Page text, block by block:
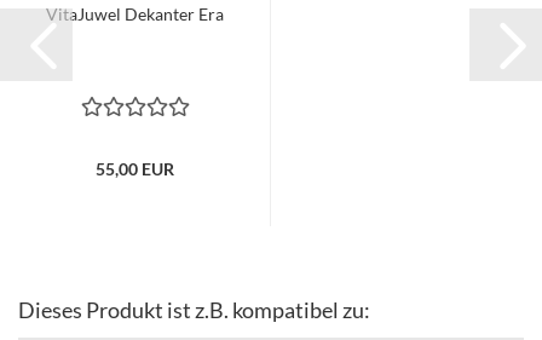
VitaJuwel Dekanter Era
55,00 EUR
Dieses Produkt ist z.B. kompatibel zu: